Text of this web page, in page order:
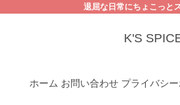
退屈な日常にちょこっと
K'S
ホーム お問い合わせ プライバシ